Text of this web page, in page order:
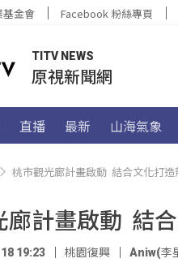
基金會 Facebook 粉絲專頁
TITV NEWS
原視新聞網
直播 最新 山海氣象
桃市觀光廊計畫啟動 結合文化打造
廊計畫啟動 結
19:23 桃園復興 Aniw(李